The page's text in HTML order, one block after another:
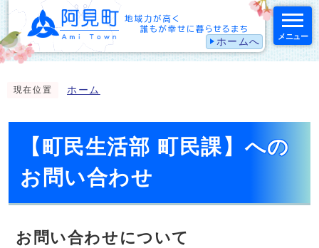
ホームへ メニュー
現在位置 ホーム
【町民生活部 町民課】への
お問い合わせ
お問い合わせについて